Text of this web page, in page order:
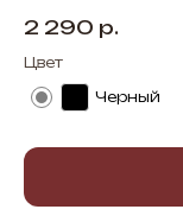
2 290 р.
Цвет
Черный